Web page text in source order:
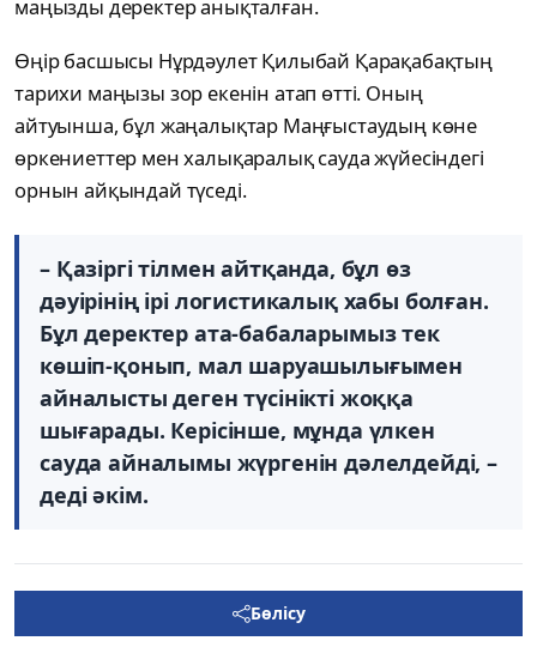
маңызды деректер анықталған.
Өңір басшысы Нұрдәулет Қилыбай Қарақабақтың
тарихи маңызы зор екенін атап өтті. Оның
айтуынша, бұл жаңалықтар Маңғыстаудың көне
өркениеттер мен халықаралық сауда жүйесіндегі
орнын айқындай түседі.
– Қазіргі тілмен айтқанда, бұл өз
дәуірінің ірі логистикалық хабы болған.
Бұл деректер ата-бабаларымыз тек
көшіп-қонып, мал шаруашылығымен
айналысты деген түсінікті жоққа
шығарады. Керісінше, мұнда үлкен
сауда айналымы жүргенін дәлелдейді, –
деді әкім.
Бөлісу